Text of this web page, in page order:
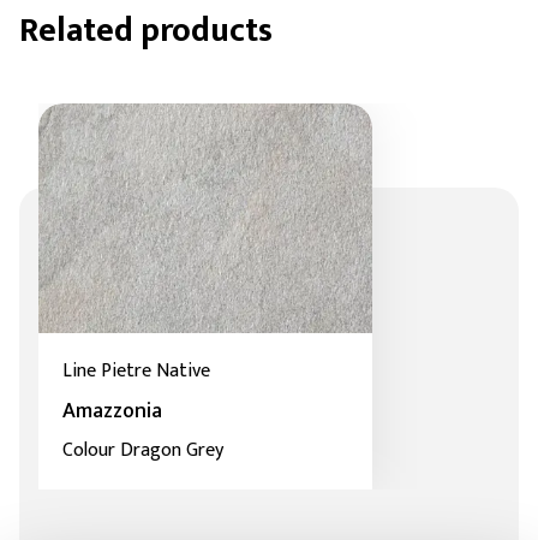
Related products
Line Pietre Native
Amazzonia
Colour Dragon Grey